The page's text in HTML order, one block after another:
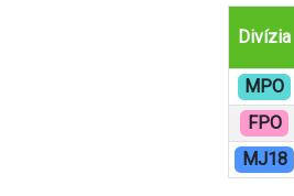
Divízia
MPO
FPO
MJ18